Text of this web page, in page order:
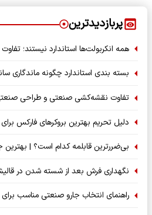
پربازدیدترین
همه انکربولت‌ها استاندارد نیستند؛ تفاوت DIN و ASTM را بشناسید
بسته‌ بندی استاندارد چگونه ماندگاری
تفاوت نقشه‌کشی صنعتی و طراحی
دلیل تحریم بهترین بروکرهای فارکس
بی‌ضررترین قابلمه کدام است؟ | بهترین
نگهداری فرش بعد از شسته شدن در
راهنمای انتخاب جارو صنعتی مناسب